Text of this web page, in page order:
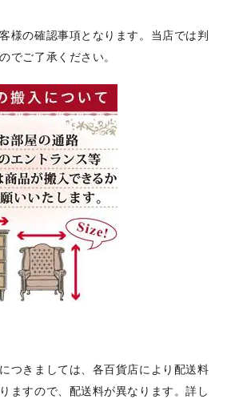
様の確認事項となります。当店では判
でご了承ください。
つきましては、各百貨店により配送料
ますので、配送料が異なります。詳し